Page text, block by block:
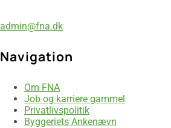
admin@fna.dk
Navigation
Om FNA
Job og karriere gammel
Privatlivspolitik
Byggeriets Ankenævn